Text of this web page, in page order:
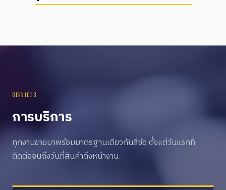
SERVICES
การบริการ
ทุกงานขายมาพร้อมมาตรฐานเดียวกันสี่ข้อ ตั้งแต่วันแรกที่
ติดต่อจนถึงวันที่สินค้าถึงหน้างาน